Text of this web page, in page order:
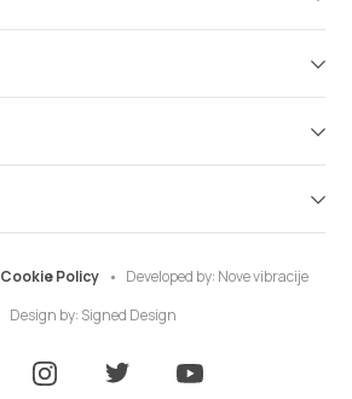
Cookie Policy Developed by: Nove vibracije
Design by: Signed Design